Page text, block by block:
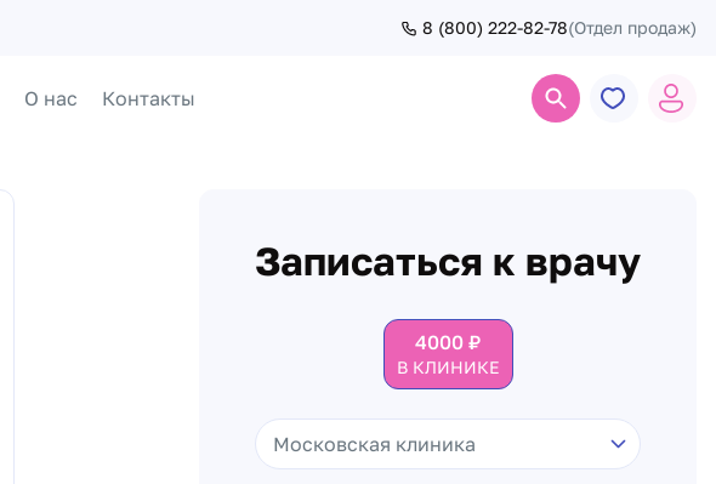
8 (800) 222-82-78(Отдел продаж)
О нас Контакты
Записаться к врачу
4000 ₽
В КЛИНИКЕ